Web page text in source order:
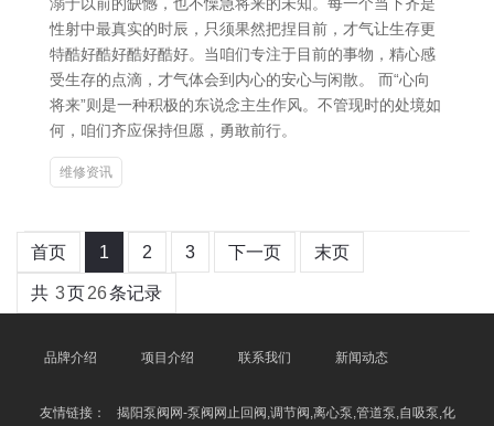
性射中最真实的时辰，只须果然把捏目前，才气让生存更
特酷好酷好酷好酷好。当咱们专注于目前的事物，精心感
受生存的点滴，才气体会到内心的安心与闲散。 而“心向
将来”则是一种积极的东说念主生作风。不管现时的处境如
何，咱们齐应保持但愿，勇敢前行。
维修资讯
首页 1 2 3 下一页 末页
共 3页26条记录
品牌介绍 项目介绍 联系我们 新闻动态
友情链接：
揭阳泵阀网-泵阀网止回阀,调节阀,离心泵,管道泵,自吸泵,化